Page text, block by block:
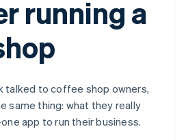
การเรียกเก็บ
เงินตามการ
ตามรอบบิล
การจัดการ
ตามรอบบิล
Invoicing
ครั้งเดียวหรือ
ตามแบบแผน
ล่วงหน้า
Tax
เบิกจ่าย
ให้กับ
เมิร์ซ
ทางการเงินที่ผสาน
น
ทั่วโลก
ระเงินในแอป
ตเพลส
ชำระเงินออนไลน์
ใช้งานการชำระเงิน
พลตฟอร์มหรือ
ตเพลส
การชำระเงินตาม
ล
นับสนุน
รสนับสนุน
จการสนับสนุนที่ได้
running a
talked to coffee shop owners,
same thing: what they really
app to run their business.